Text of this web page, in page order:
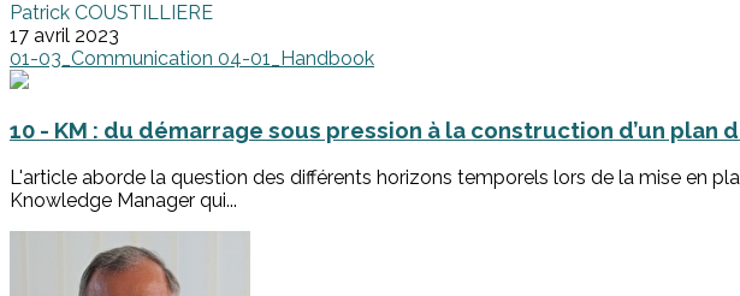
Patrick COUSTILLIERE
17 avril 2023
01-03_Communication 04-01_Handbook
10 - KM : du démarrage sous pression à la construction d’un plan
L'article aborde la question des différents horizons temporels lors de la mise en
Knowledge Manager qui...